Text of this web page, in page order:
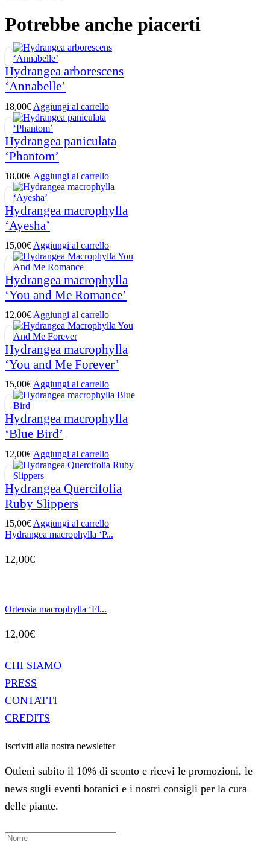
Potrebbe anche piacerti
Hydrangea arborescens
‘Annabelle’
18,00€ Aggiungi al carrello
Hydrangea paniculata
‘Phantom’
18,00€ Aggiungi al carrello
Hydrangea macrophylla
‘Ayesha’
15,00€ Aggiungi al carrello
Hydrangea macrophylla
‘You and Me Romance’
12,00€ Aggiungi al carrello
Hydrangea macrophylla
‘You and Me Forever’
15,00€ Aggiungi al carrello
Hydrangea macrophylla
‘Blue Bird’
12,00€ Aggiungi al carrello
Hydrangea Quercifolia
Ruby Slippers
15,00€ Aggiungi al carrello
Hydrangea macrophylla ‘P...
12,00€
Ortensia macrophylla ‘Fl...
12,00€
CHI SIAMO
PRESS
CONTATTI
CREDITS
Iscriviti alla nostra newsletter
Ottieni subito il 10% di sconto e ricevi le promozioni, le
news sugli eventi botanici e i nostri consigli per la cura
delle piante.